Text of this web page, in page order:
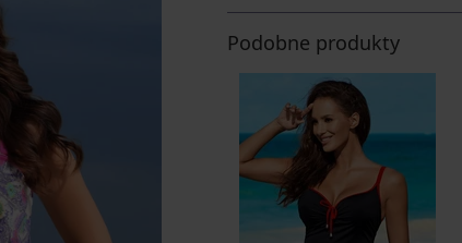
Podobne produkty